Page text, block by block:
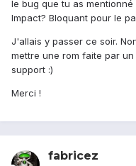
le bug que tu as
Impact? Bloquant pour le
J'allais y passer ce soir.
mettre une rom faite par
support :)
Merci !
fabricez